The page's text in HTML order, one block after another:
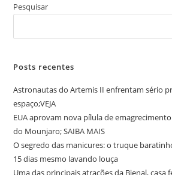
Pesquisar
Posts recentes
Astronautas do Artemis II enfrentam sério
espaço;VEJA
EUA aprovam nova pílula de
do Mounjaro; SAIBA MAIS
O segredo das manicures: o truque
15 dias mesmo lavando louça
Uma das principais atrações da Bienal, casa